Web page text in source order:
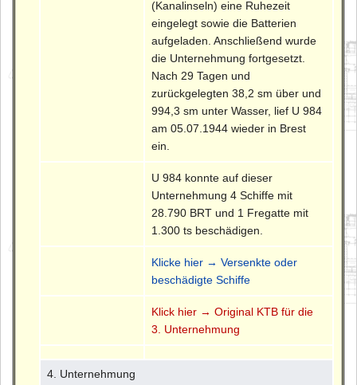
(Kanalinseln) eine Ruhezeit
eingelegt sowie die Batterien
aufgeladen. Anschließend wurde
die Unternehmung fortgesetzt.
Nach 29 Tagen und
zurückgelegten 38,2 sm über und
994,3 sm unter Wasser, lief U 984
am 05.07.1944 wieder in Brest
ein.
U 984 konnte auf dieser
Unternehmung 4 Schiffe mit
28.790 BRT und 1 Fregatte mit
1.300 ts beschädigen.
Klicke hier → Versenkte oder
beschädigte Schiffe
Klick hier → Original KTB für die
3. Unternehmung
4. Unternehmung